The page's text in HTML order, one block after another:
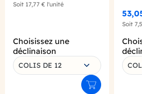
Soit 17,77 € l'unité
Choisissez une
déclinaison
COLIS DE 12
Ajouter au
Soit